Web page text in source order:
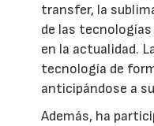
transfer, la
de las
en la actualidad.
tecnología de
anticipándose a
Además, ha